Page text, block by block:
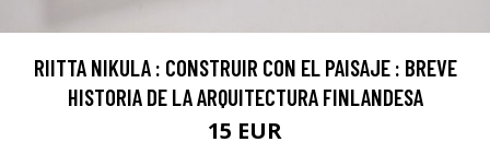
RIITTA NIKULA : CONSTRUIR CON EL PAISAJE : BREVE
HISTORIA DE LA ARQUITECTURA FINLANDESA
15 EUR